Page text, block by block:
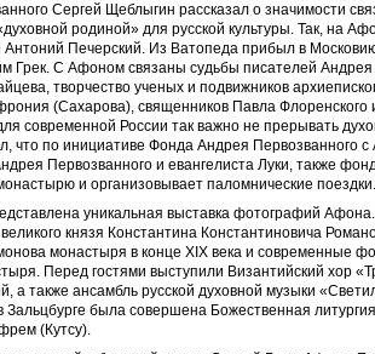
Сергей Щеблыгин рассказал о значимости
родиной» для русской культуры. Так, на
Печерский. Из Ватопеда прибыл в
Грек. С Афоном связаны судьбы писателей
творчество ученых и подвижников
(Сахарова), священников Павла Флоренского
современной России так важно не прерывать
что по инициативе Фонда Андрея Первозванного
Первозванного и евангелиста Луки, также
и организовывает паломнические поездки.
уникальная выставка фотографий
князя Константина Константиновича
монастыря в конце XIX века и современные
Перед гостями выступили Византийский хор
а также ансамбль русской духовной музыки
была совершена Божественная
(Кутсу).